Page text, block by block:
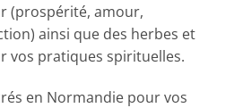
(prospérité, amour,
ainsi que des herbes et
vos pratiques spirituelles.
en Normandie pour vos